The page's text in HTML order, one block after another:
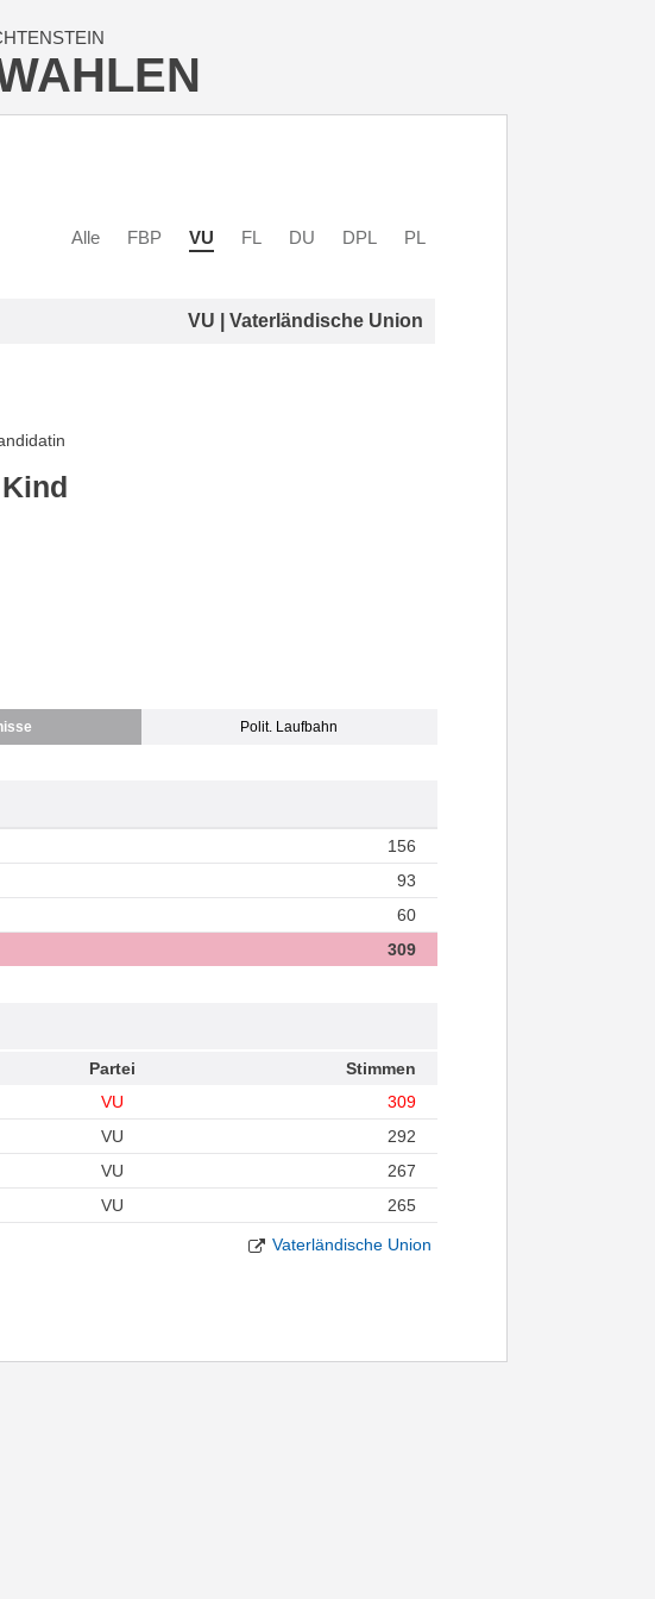
Alle FBP VU FL DU DPL PL
VU | Vaterländische Union
Polit. Laufbahn
156
93
60
309
Partei
Stimmen
VU
309
VU
292
VU
267
VU 265
Vaterländische Union